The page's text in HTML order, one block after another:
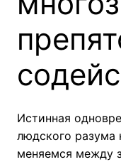
Истинная
людского
меняемся между